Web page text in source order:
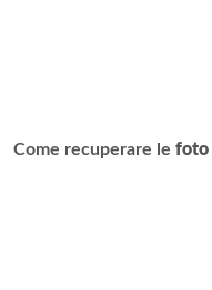
Come recuperare le foto